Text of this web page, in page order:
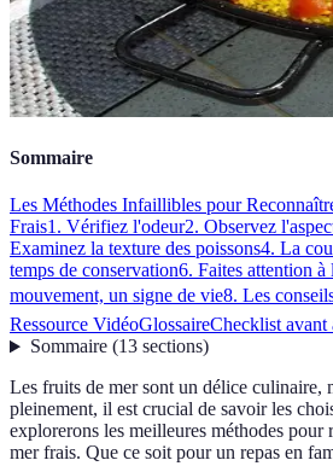
Sommaire
Les Méthodes Infaillibles pour
Frais1. Vérifiez l'odeur2. Observez
Examinez la texture des poissons4. La
temps de conservation6. Faites attention à
mouvement, un signe de vie8. Les
Ressource VidéoGlossaireChecklist avant
Sommaire(13 sections)
Les fruits de mer sont un délice culinaire,
pleinement, il est crucial de savoir les
explorerons les meilleures méthodes pour
mer frais. Que ce soit pour un repas en